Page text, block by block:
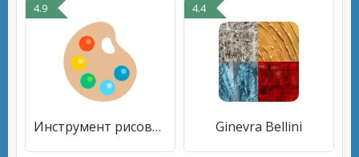
4.9
Инструмент рисования/анимация
4.4
Ginevra Bellini